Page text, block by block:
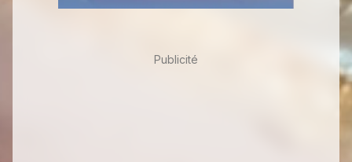
Publicité